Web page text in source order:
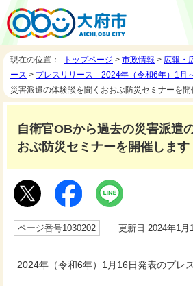
現在の位置： トップページ > 市政情報 > 広報・
ース > プレスリリース 2024年（令和6年）1月
災害派遣の体験談を聞くおおぶ防災セミナーを
自衛官OBから過去の災害派遣
おぶ防災セミナーを開催します
ページ番号1030202 更新日 2024年1月
2024年（令和6年）1月16日発表のプレ